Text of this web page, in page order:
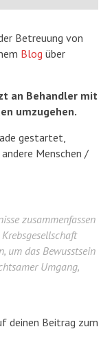
Betreuung von
Blog über
an Behandler mit
umzugehen.
gestartet,
Menschen /
zusammenfassen
um das Bewusstsein
Umgang,
deinen Beitrag zum